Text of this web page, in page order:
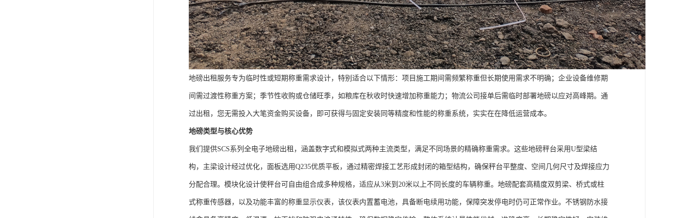
地磅出租服务专为临时性或短期称重需求设计，特别适合以下情形：项目施工期间需频繁称重但长期使用需求不明确；企业设备维修期
间需过渡性称重方案；季节性收购或仓储旺季，如粮库在秋收时快速增加称重能力；物流公司接单后需临时部署地磅以应对高峰期。通
过出租，您无需投入大笔资金购买设备，即可获得与固定安装同等精度和性能的称重系统，实实在在降低运营成本。
地磅类型与核心优势
我们提供SCS系列全电子地磅出租，涵盖数字式和模拟式两种主流类型，满足不同场景的精确称重需求。这些地磅秤台采用U型梁结
构，主梁设计经过优化，面板选用Q235优质平板，通过精密焊接工艺形成封闭的箱型结构，确保秤台平整度、空间几何尺寸及焊接应力
分配合理。模块化设计使秤台可自由组合成多种规格，适应从3米到20米以上不同长度的车辆称重。地磅配套高精度双剪梁、桥式或柱
式称重传感器，以及功能丰富的称重显示仪表，该仪表内置蓄电池，具备断电续用功能，保障突发停电时仍可正常作业。不锈钢防水接